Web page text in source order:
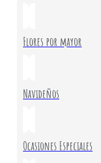
Flores por mayor
Navideños
Ocasiones Especiales